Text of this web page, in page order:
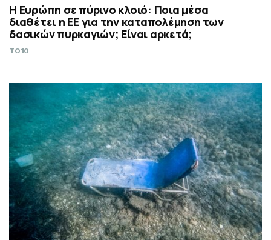
Η Ευρώπη σε πύρινο κλοιό: Ποια μέσα
διαθέτει η ΕΕ για την καταπολέμηση των
δασικών πυρκαγιών; Είναι αρκετά;
TO10